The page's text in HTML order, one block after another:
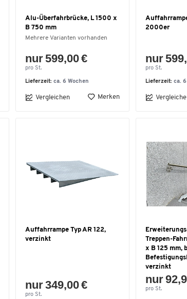
Alu-Überfahrbrücke, L 1500 x
B 750 mm
Mehrere Varianten vorhanden
nur 599,00 €
pro St.
Lieferzeit: ca. 6 Wochen
Vergleichen Merken
2000er
nur
pro St.
Lieferzeit: ca.
Auffahrrampe Typ AR 122,
verzinkt
nur 349,00 €
pro St.
Treppen-
x B 125 mm,
verzinkt
nur
pro St.